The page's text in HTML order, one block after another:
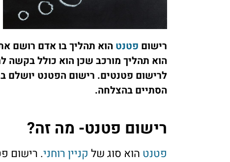
רישום פטנט הוא תהליך בו אדם רושם
הוא תהליך מורכב שכן הוא כולל בקשה
לרישום פטנטים. רישום הפטנט יושלם
הסתיים בהצלחה.
רישום פטנט- מה זה?
פטנט הוא סוג של קניין רוחני. רישום